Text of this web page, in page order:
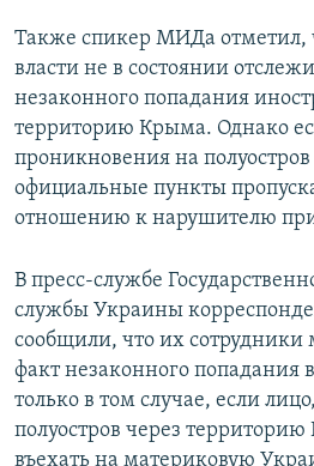
Также спикер МИДа отметил,
власти не в состоянии
незаконного попадания
территорию Крыма. Однако
проникновения на полуостров
официальные пункты
отношению к нарушителю
В пресс-службе
службы Украины
сообщили, что их сотрудники
факт незаконного попадания
только в том случае, если
полуостров через территорию
въехать на материковую